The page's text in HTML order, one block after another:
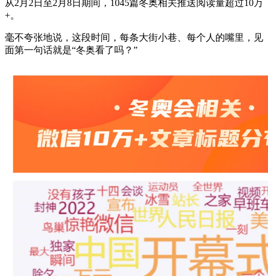
从2月2日至2月8日期间，1045篇冬奥相关推送阅读量超过10万
+。
毫不夸张地说，这段时间，每条大街小巷、每个人的嘴里，见
面第一句话就是“冬奥看了吗？”